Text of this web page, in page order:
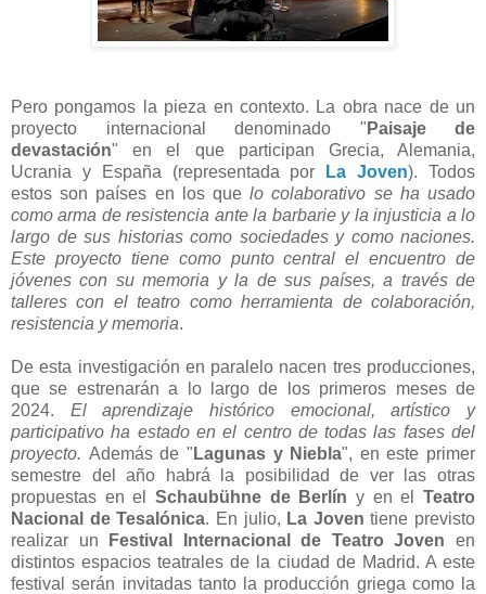
Pero pongamos la pieza en contexto. La obra nace de un
proyecto internacional denominado " Paisaje de
devastación" en el que participan Grecia, Alemania,
Ucrania y España (representada por
La Joven). Todos
estos son países en los quelo colaborativo se ha usado
como arma de resistencia ante la barbarie y la injusticia a lo
largo de sus historias como sociedades y como naciones.
Este proyecto tiene como punto central el encuentro de
jóvenes con su memoria y la de sus países, a través de
talleres con el teatro como herramienta de colaboración,
resistencia y memoria.
De esta investigación en paralelo nacen tres producciones,
que se estrenarán a lo largo de los primeros meses de
2024. El aprendizaje histórico emocional, artístico y
participativo ha estado en el centro de todas las fases del
proyecto. Además de " Lagunas y Niebla", en este primer
semestre del año habrá la posibilidad de ver las otras
propuestas en el Schaubühne de Berlín y en elTeatro
Nacional de Tesalónica. En julio, La Joven tiene previsto
realizar un
Festival Internacional de Teatro Jovenen
distintos espacios teatrales de la ciudad de Madrid. A este
festival serán invitadas tanto la producción griega como la